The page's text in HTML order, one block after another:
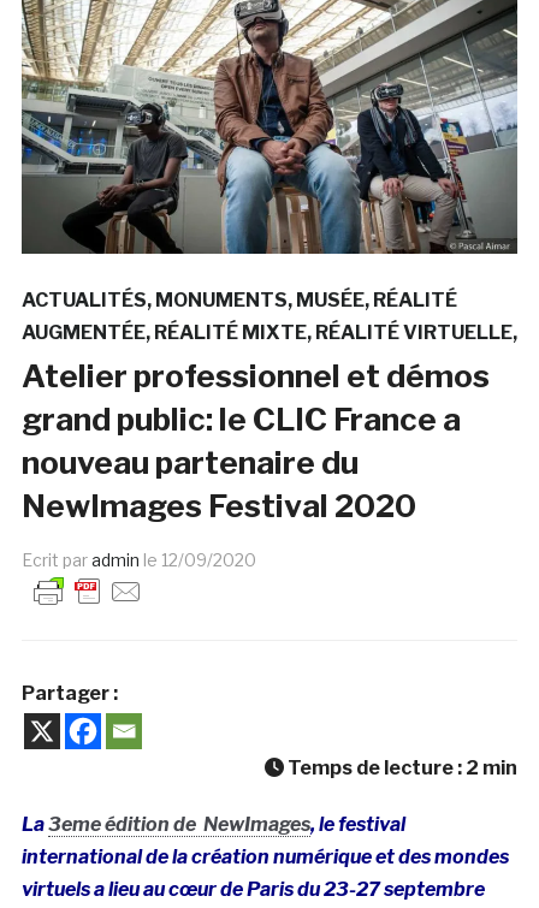
ACTUALITÉS MONUMENTS MUSÉE RÉALITÉ
AUGMENTÉE RÉALITÉ MIXTE RÉALITÉ VIRTUELLE
Atelier professionnel et démos
grand public: le CLIC France a
nouveau partenaire du
NewImages Festival 2020
Ecrit paradmin le 12/09/2020
Partager :
Temps de lecture : 2 min
La3eme édition de NewImages, le festival
international de la création numérique et des mondes
virtuels a lieu au cœur de Paris du 23-27 septembre